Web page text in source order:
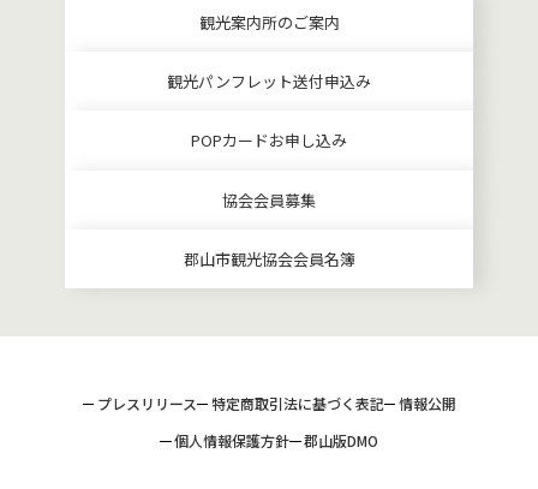
観光案内所のご案内
観光パンフレット送付申込み
POPカードお申し込み
協会会員募集
郡山市観光協会会員名簿
プレスリリース 特定商取引法に基づく表記
情報公開
個人情報保護方針
郡山版DMO